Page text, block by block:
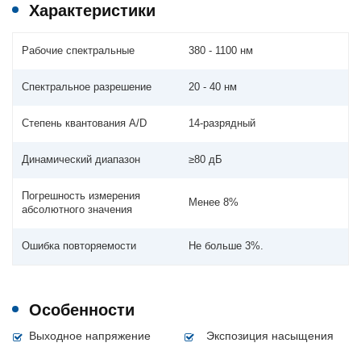
Характеристики
Рабочие спектральные 380 - 1100 нм
Спектральное разрешение 20 - 40 нм
Степень квантования A/D 14-разрядный
Динамический диапазон ≥80 дБ
Погрешность измерения
абсолютного значения
Менее 8%
Ошибка повторяемости Не больше 3%.
Особенности
Выходное напряжение
Экспозиция насыщения